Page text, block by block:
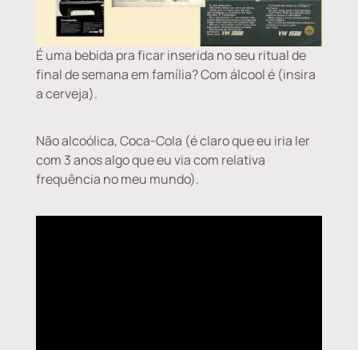
É uma bebida pra ficar inserida no seu ritual de
final de semana em família? Com álcool é (insira
a cerveja).
Não alcoólica, Coca-Cola (é claro que eu iria ler
com 3 anos algo que eu via com relativa
frequência no meu mundo).